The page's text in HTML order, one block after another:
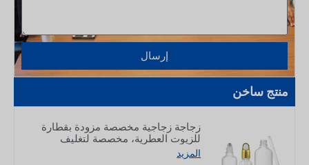
إرسال
منتج ساخن
زجاجة زجاجية مخصصة مزودة بقطارة
للزيوت العطرية، مخصصة لتغليف
منتجات العناية بالبشرة، سعة 5–100 مل
المزيد